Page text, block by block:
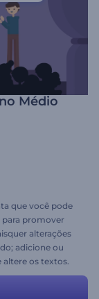
Médio
que você pode
para promover
alterações
adicione ou
altere os textos.